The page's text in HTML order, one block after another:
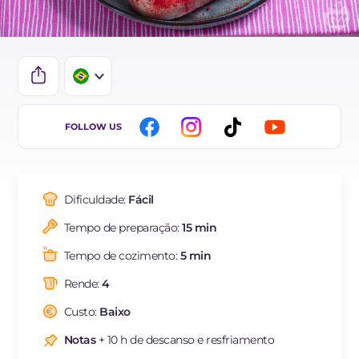
IT
FR
DE
NL
FOLLOW US
Dificuldade: Fácil
Tempo de preparação:15 min
Tempo de cozimento:5 min
Rende:4
Custo: Baixo
Notas+ 10 h de descanso e resfriamento